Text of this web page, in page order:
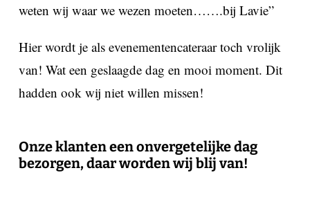
weten wij waar we wezen moeten…….bij Lavie”
Hier wordt je als evenementencateraar toch vrolijk
van! Wat een geslaagde dag en mooi moment. Dit
hadden ook wij niet willen missen!
Onze klanten een onvergetelijke dag
bezorgen, daar worden wij blij van!